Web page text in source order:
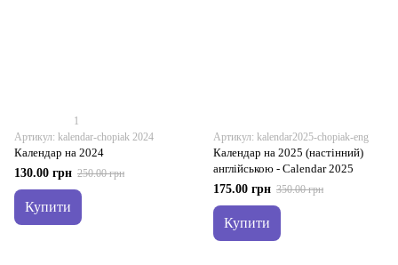
1
Артикул: kalendar-chopiak 2024
Календар на 2024
130.00 грн 250.00 грн
Купити
Артикул: kalendar2025-chopiak-eng
Календар на 2025 (настінний)
англійською - Calendar 2025
175.00 грн 350.00 грн
Купити